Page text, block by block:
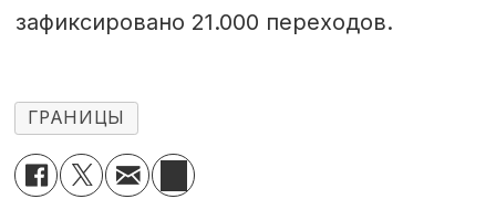
зафиксировано 21.000 переходов.
ГРАНИЦЫ